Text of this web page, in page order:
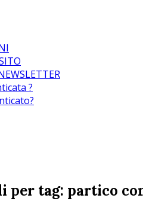
?
per tag: partico